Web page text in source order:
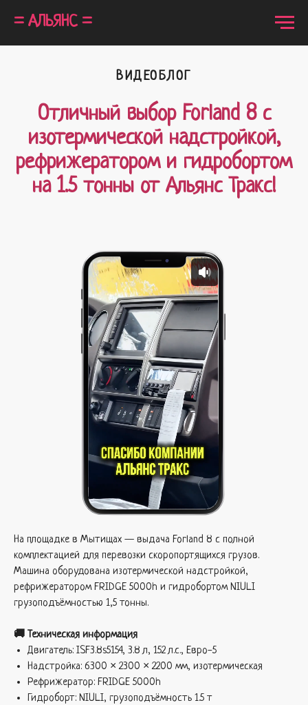
= АЛЬЯНС =
ВИДЕОБЛОГ
Отличный выбор Forland 8 с
изотермической надстройкой,
рефрижератором и гидробортом
на 1.5 тонны от Альянс Тракс!
На площадке в Мытищах — выдача Forland 8 с полной
комплектацией для перевозки скоропортящихся грузов.
Машина оборудована изотермической надстройкой,
рефрижератором FRIDGE 5000h и гидробортом NIULI
грузоподъёмностью 1,5 тонны.
🚚 Техническая информация
Двигатель: ISF3.8s5154, 3.8 л, 152 л.с., Евро-5
Надстройка: 6300 × 2300 × 2200 мм, изотермическая
Рефрижератор: FRIDGE 5000h
Гидроборт: NIULI, грузоподъёмность 1.5 т